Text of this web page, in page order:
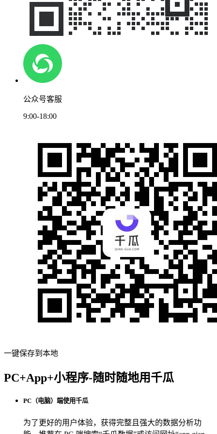
公众号客服
9:00-18:00
一键保存到本地
PC+App+小程序-随时随地用千瓜
PC（电脑）端使用千瓜
为了更好的用户体验，获得完整且强大的数据分析功